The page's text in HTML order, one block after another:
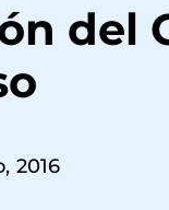
del
2016